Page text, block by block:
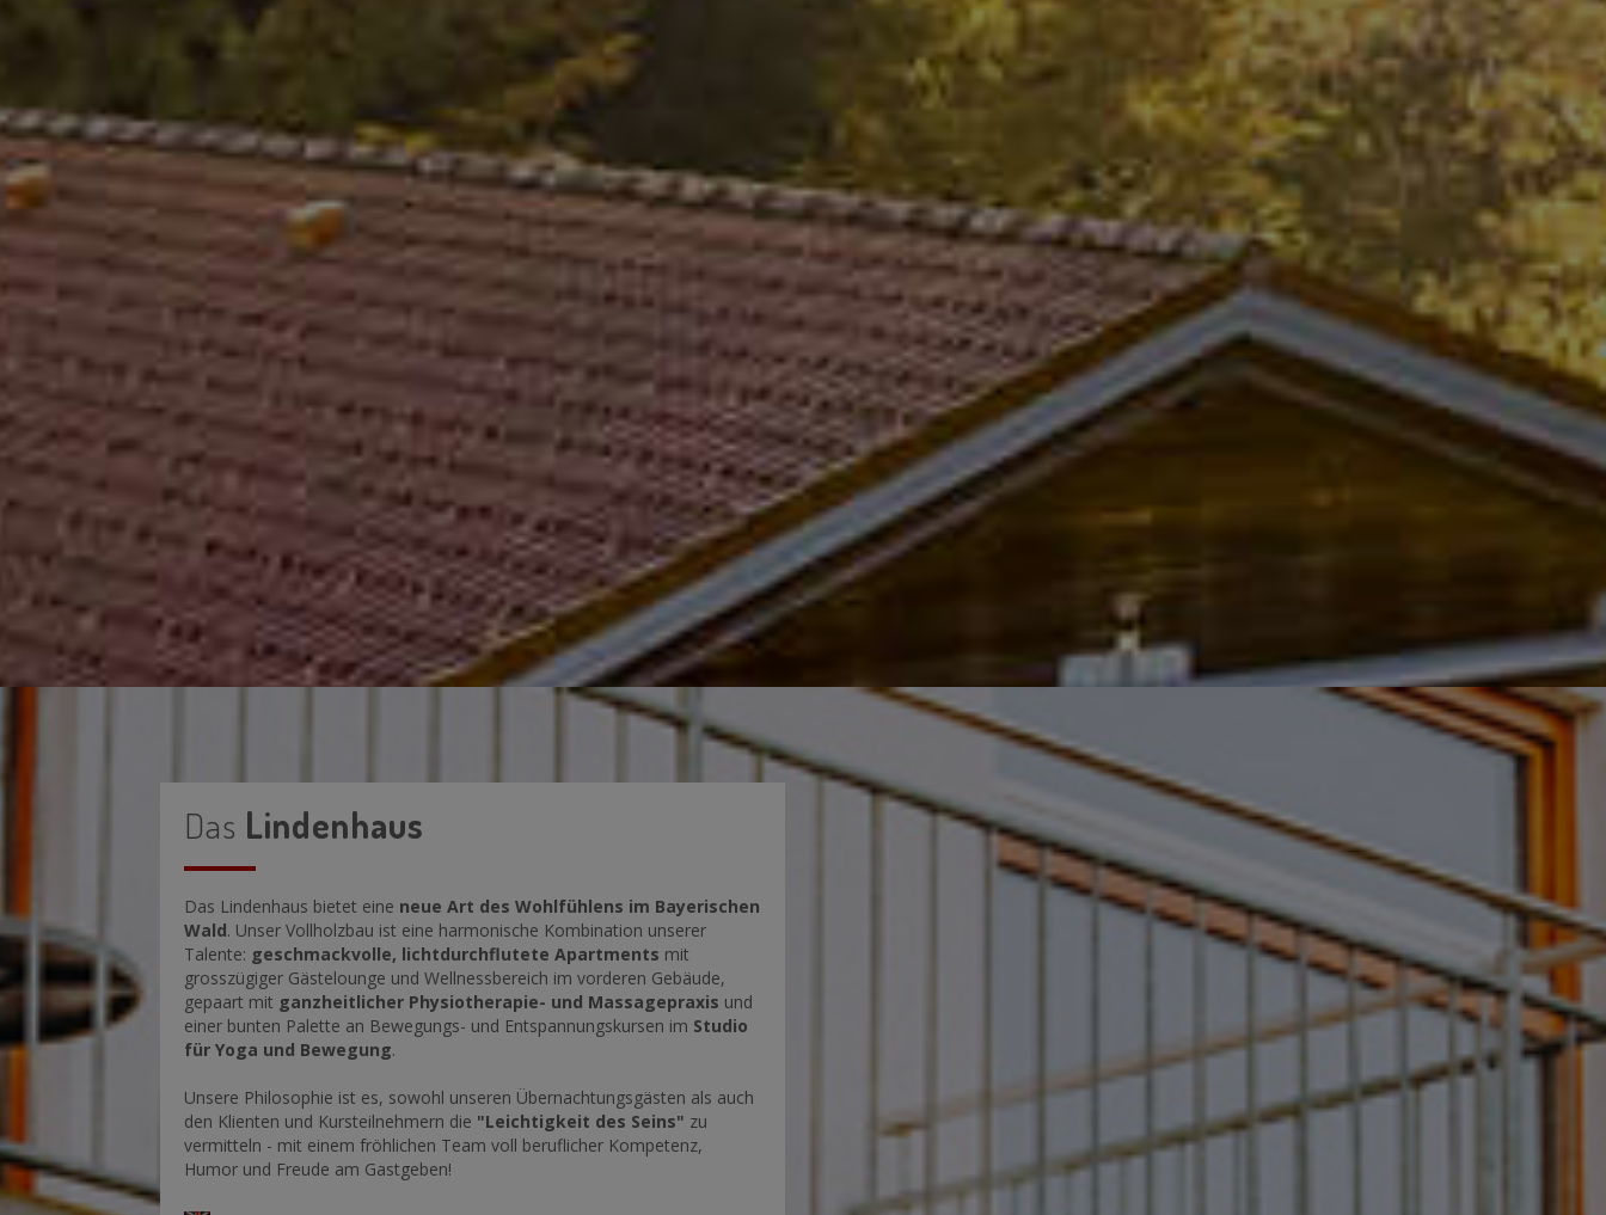
Das Lindenhaus
Das Lindenhaus bietet eine neue Art des Wohlfühlens im Bayerischen
Wald. Unser Vollholzbau ist eine harmonische Kombination unserer
Talente: geschmackvolle, lichtdurchflutete Apartments mit
grosszügiger Gästelounge und Wellnessbereich im vorderen Gebäude,
gepaart mit ganzheitlicher Physiotherapie- und Massagepraxis und
einer bunten Palette an Bewegungs- und Entspannungskursen im Studio
für Yoga und Bewegung.
Unsere Philosophie ist es, sowohl unseren Übernachtungsgästen als auch
den Klienten und Kursteilnehmern die "Leichtigkeit des Seins" zu
vermitteln - mit einem fröhlichen Team voll beruflicher Kompetenz,
Humor und Freude am Gastgeben!